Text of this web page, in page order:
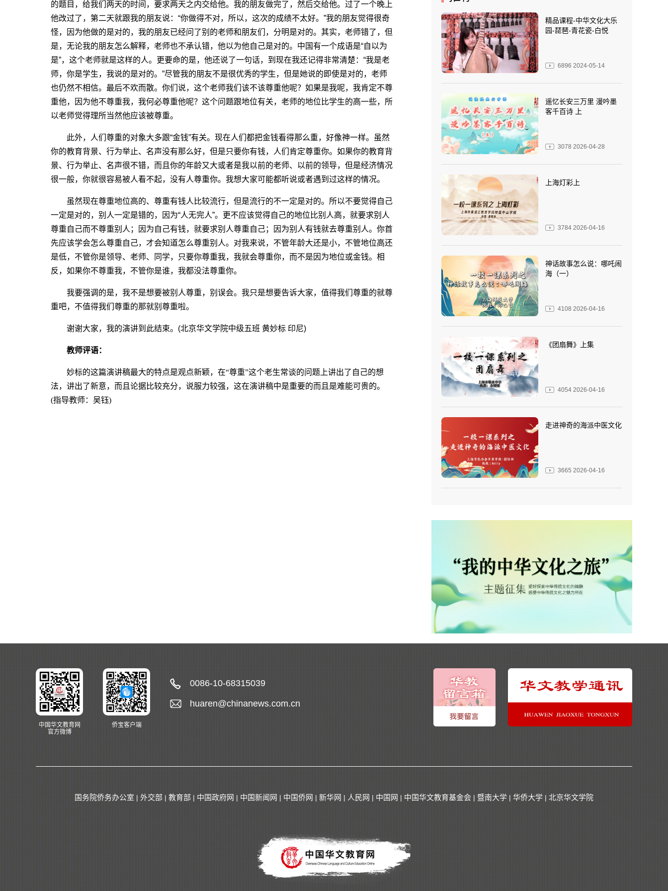
的题目，给我们两天的时间，要求两天之内交给他。我的朋友做完了，然后交给他。过了一个晚上
他改过了，第二天就跟我的朋友说：“你做得不对，所以，这次的成绩不太好。”我的朋友觉得很奇
怪，因为他做的是对的，我的朋友已经问了别的老师和朋友们，分明是对的。其实，老师错了，但
是，无论我的朋友怎么解释，老师也不承认错，他以为他自己是对的。中国有一个成语是“自以为
是”，这个老师就是这样的人。更要命的是，他还说了一句话，到现在我还记得非常清楚：“我是老
师，你是学生，我说的是对的。”尽管我的朋友不是很优秀的学生，但是她说的即使是对的，老师
也仍然不相信。最后不欢而散。你们说，这个老师我们该不该尊重他呢？如果是我呢，我肯定不尊
重他，因为他不尊重我，我何必尊重他呢？这个问题跟地位有关，老师的地位比学生的高一些，所
以老师觉得理所当然他应该被尊重。
此外，人们尊重的对象大多跟“金钱”有关。现在人们都把金钱看得那么重，好像神一样。虽然
你的教育背景、行为举止、名声没有那么好，但是只要你有钱，人们肯定尊重你。如果你的教育背
景、行为举止、名声很不错，而且你的年龄又大或者是我以前的老师、以前的领导，但是经济情况
很一般，你就很容易被人看不起，没有人尊重你。我想大家可能都听说或者遇到过这样的情况。
虽然现在尊重地位高的、尊重有钱人比较流行，但是流行的不一定是对的。所以不要觉得自己
一定是对的，别人一定是错的，因为“人无完人”。更不应该觉得自己的地位比别人高，就要求别人
尊重自己而不尊重别人；因为自己有钱，就要求别人尊重自己；因为别人有钱就去尊重别人。你首
先应该学会怎么尊重自己，才会知道怎么尊重别人。对我来说，不管年龄大还是小，不管地位高还
是低，不管你是领导、老师、同学，只要你尊重我，我就会尊重你，而不是因为地位或金钱。相
反，如果你不尊重我，不管你是谁，我都没法尊重你。
我要强调的是，我不是想要被别人尊重，别误会。我只是想要告诉大家，值得我们尊重的就尊
重吧，不值得我们尊重的那就别尊重啦。
谢谢大家，我的演讲到此结束。(北京华文学院中级五班 黄妙标 印尼)
教师评语：
妙标的这篇演讲稿最大的特点是观点新颖，在“尊重”这个老生常谈的问题上讲出了自己的想
法，讲出了新意，而且论据比较充分，说服力较强，这在演讲稿中是重要的而且是难能可贵的。
(指导教师：吴钰)
精品课程-中华文化大乐
园-琵琶-青花瓷-白悦
6896 2024-05-14
遥忆长安三万里 漫吟墨
客千百诗 上
3078 2026-04-28
上海灯彩上
3784 2026-04-16
神话故事怎么说：哪吒闹
海（一）
4108 2026-04-16
《团扇舞》上集
4054 2026-04-16
走进神奇的海派中医文化
3665 2026-04-16
中国华文教育网
官方微博
侨宝客户端
0086-10-68315039
huaren@chinanews.com.cn
国务院侨务办公室 | 外交部 | 教育部 | 中国政府网 | 中国新闻网 | 中国侨网 | 新华网 | 人民网 | 中国网 | 中国华文教育基金会 | 暨南大学 | 华侨大学 | 北京华文学院